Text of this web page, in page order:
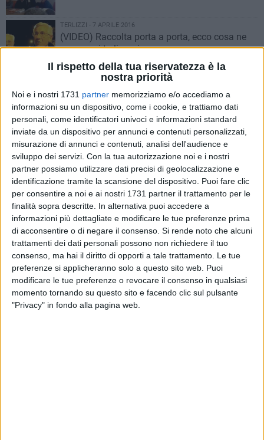
Il rispetto della tua riservatezza è la
nostra priorità
Noi e i nostri 1731 partner memorizziamo e/o accediamo a
informazioni su un dispositivo, come i cookie, e trattiamo dati
personali, come identificatori univoci e informazioni standard
inviate da un dispositivo per annunci e contenuti personalizzati,
misurazione di annunci e contenuti, analisi dell'audience e
sviluppo dei servizi. Con la tua autorizzazione noi e i nostri
partner possiamo utilizzare dati precisi di geolocalizzazione e
identificazione tramite la scansione del dispositivo. Puoi fare clic
per consentire a noi e ai nostri 1731 partner il trattamento per le
finalità sopra descritte. In alternativa puoi accedere a
informazioni più dettagliate e modificare le tue preferenze prima
di acconsentire o di negare il consenso. Si rende noto che alcuni
trattamenti dei dati personali possono non richiedere il tuo
consenso, ma hai il diritto di opporti a tale trattamento. Le tue
preferenze si applicheranno solo a questo sito web. Puoi
modificare le tue preferenze o revocare il consenso in qualsiasi
momento tornando su questo sito e facendo clic sul pulsante
"Privacy" in fondo alla pagina web.
TERLIZZI - 7 APRILE 2016
(VIDEO) Raccolta porta a porta, ecco cosa ne
pensano i terlizzesi
TERLIZZI - 6 APRILE 2016
Un altro tesoro storico emerge dal sottosuolo
del borgo antico
TERLIZZI - 6 APRILE 2016
E questa voi la chiamate raccolta
differenziata?
TERLIZZI - 5 APRILE 2016
Il porta a porta arriva anche nel centro storico
TERLIZZI - 5 APRILE 2016
Fuga di gas in Via Medici (FOTO)
TERLIZZI - 5 APRILE 2016
Piano riordino ospedaliero, oggi si esprime la